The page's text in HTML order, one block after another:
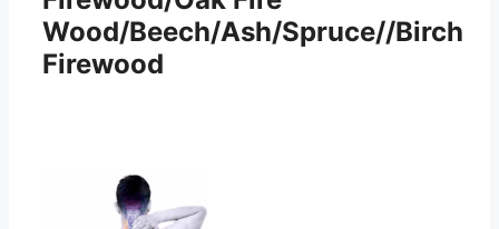
Wood/Beech/Ash/Spruce//Birch
Firewood